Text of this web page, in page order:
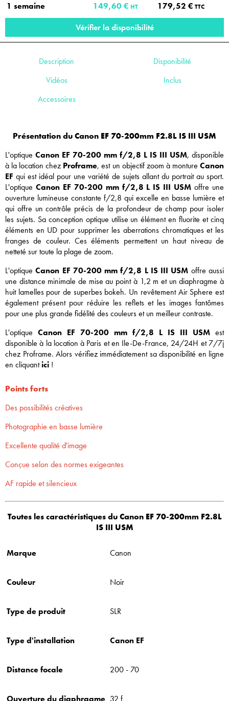
1 semaine 149,60 € HT 179,52 € TTC
Vérifier la disponibilité
Description
Disponibilité
Vidéos
Inclus
Accessoires
Présentation du Canon EF 70-200mm F2.8L IS III USM
L'optique Canon EF 70-200 mm f/2,8 L IS III USM, disponible
à la location chez Proframe, est un objectif zoom à montureCanon
EF qui est idéal pour une variété de sujets allant du portrait au sport.
L'optique Canon EF 70-200 mm f/2,8 L IS III USM offre une
ouverture lumineuse constante f/2,8 qui excelle en basse lumière et
qui offre un contrôle précis de la profondeur de champ pour isoler
les sujets. Sa conception optique utilise un élément en fluorite et cinq
éléments en UD pour supprimer les aberrations chromatiques et les
franges de couleur. Ces éléments permettent un haut niveau de
netteté sur toute la plage de zoom.
L'optiqueCanon EF 70-200 mm f/2,8 L IS III USM offre aussi
une distance minimale de mise au point à 1,2 m et un diaphragme à
huit lamelles pour de superbes bokeh. Un revêtement Air Sphere est
également présent pour réduire les reflets et les images fantômes
pour une plus grande fidélité des couleurs et un meilleur contraste.
L'optique Canon EF 70-200 mm f/2,8 L IS III USM est
disponible à la location à Paris et en Ile-De-France, 24/24H et 7/7j
chez Proframe. Alors vérifiez immédiatement sa disponibilité en ligne
en cliquantici !
Points forts
Des possibilités créatives
Photographie en basse lumière
Excellente qualité d'image
Conçue selon des normes exigeantes
AF rapide et silencieux
Toutes les caractéristiques du Canon EF 70-200mm F2.8L
IS III USM
Marque ‎Canon
Couleur ‎Noir
Type de produit ‎SLR
Type d'installation Canon EF
Distance focale ‎200 - 70
Ouverture du diaphragme ‎32 f